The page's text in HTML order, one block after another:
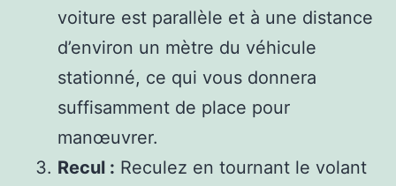
voiture est parallèle et à une distance
d’environ un mètre du véhicule
stationné, ce qui vous donnera
suffisamment de place pour
manœuvrer.
Recul : Reculez en tournant le volant